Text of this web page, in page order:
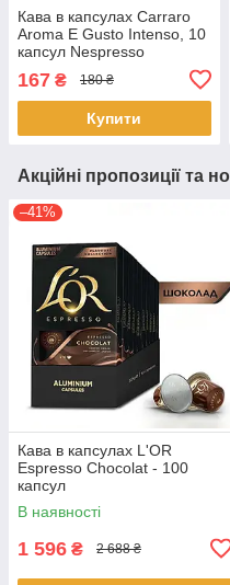
Кава в капсулах Carraro
Aroma E Gusto Intenso, 10
капсул Nespresso
167 ₴ 180 ₴
Купити
Акційні пропозиції та
–41%
Кава в капсулах L'OR
Espresso Chocolat - 100
капсул
В наявності
1 596 ₴ 2 688 ₴